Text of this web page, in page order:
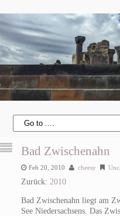
Bad Zwischenahn
Feb 20, 2010 cheesy
Zurück: 2010
Bad Zwischenahn liegt am
See Niedersachsens. Das